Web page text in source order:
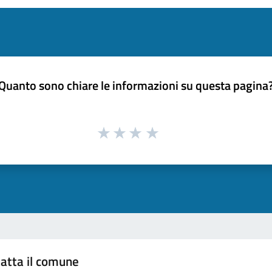
sono chiare le informazioni su questa
il comune